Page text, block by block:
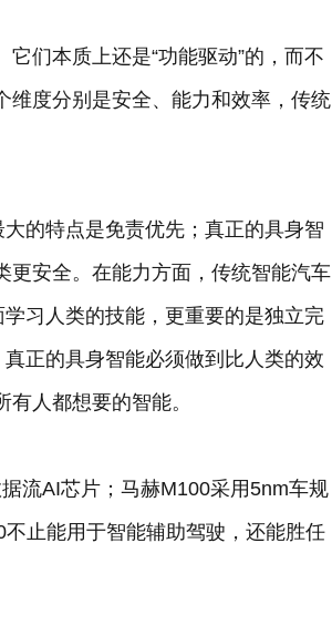
们本质上还是“功能驱动”的，而不
维度分别是安全、能力和效率，传统
的特点是免责优先；真正的具身智
更安全。在能力方面，传统智能汽车
习人类的技能，更重要的是独立完
正的具身智能必须做到比人类的效
人都想要的智能。
流AI芯片；马赫M100采用5nm车规
止能用于智能辅助驾驶，还能胜任